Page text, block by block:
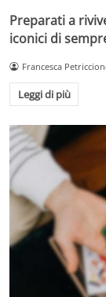
Preparati a
iconici di
Francesca
Leggi di più